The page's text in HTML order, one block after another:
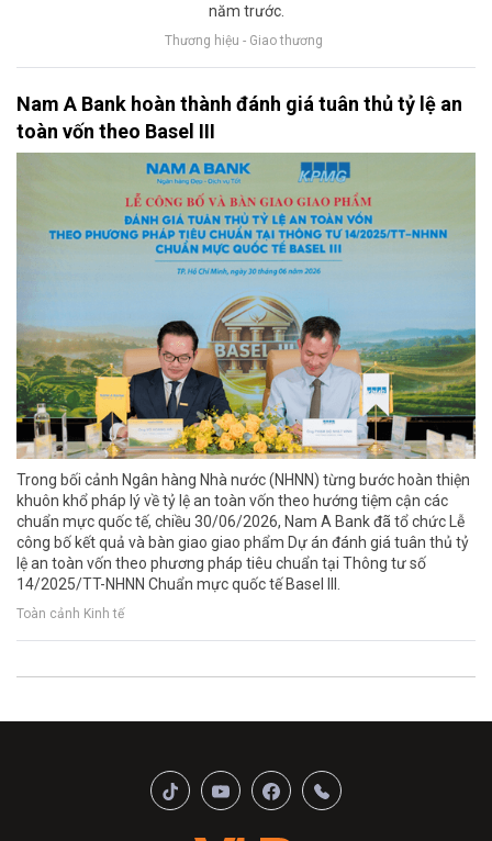
năm trước.
Thương hiệu - Giao thương
Nam A Bank hoàn thành đánh giá tuân thủ tỷ lệ an
toàn vốn theo Basel III
Trong bối cảnh Ngân hàng Nhà nước (NHNN) từng bước hoàn thiện
khuôn khổ pháp lý về tỷ lệ an toàn vốn theo hướng tiệm cận các
chuẩn mực quốc tế, chiều 30/06/2026, Nam A Bank đã tổ chức Lễ
công bố kết quả và bàn giao giao phẩm Dự án đánh giá tuân thủ tỷ
lệ an toàn vốn theo phương pháp tiêu chuẩn tại Thông tư số
14/2025/TT-NHNN Chuẩn mực quốc tế Basel III.
Toàn cảnh Kinh tế